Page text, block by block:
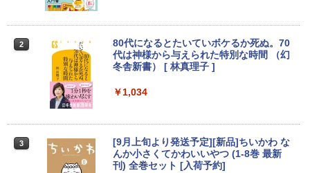
Anker Soundcore Liberty 5 ミッドナイトブ
【2026年アップグレード版】AOKIMI ワイヤ
レスイヤホン bluetooth イヤホン V12 小型
On My Road (Stadium ver.)
￥250
見知らぬ糸
【Amazon.co.jp限定】 伊藤園 磨かれて、澄
異世界居酒屋「のぶ」(22) (角川コミックス・
HUNTER×HUNTER モノクロ版 39 (ジャンプ
コミックスDIGITAL)
￥39,800
MS Office 2024 H&B 搭載｜Microsoft S
5 第8世代 メモリ 8GB SSD 256GB｜WE
Bカメラ 無線 Wi-Fi 顔認証 USB-C 純正
キーボード付属 サーフェス サーフェイス
ノートパソコン
【★最大100%ポイント】おまかせ 中古
GB HDD 500GB DVDドライブ搭載 リフ
要 液晶モニター ディスプレイ
￥16,800
Philips｜フィリップス 液晶ディスプレ
z/1ms)(ブラック) 24E1N1300A/11
フィリップス（ディスプレイ） 221S9A/
2
80代になるとたいていボケるか死ぬ。70
代は神様から与えられた特別な時間 （幻
冬舎新書） [ 林真理子 ]
￥1,034
3
[9月上旬より発送予定][新品]ちいかわ な
んか小さくてかわいいやつ (1-8巻 最新
刊) 全巻セット [入荷予約]